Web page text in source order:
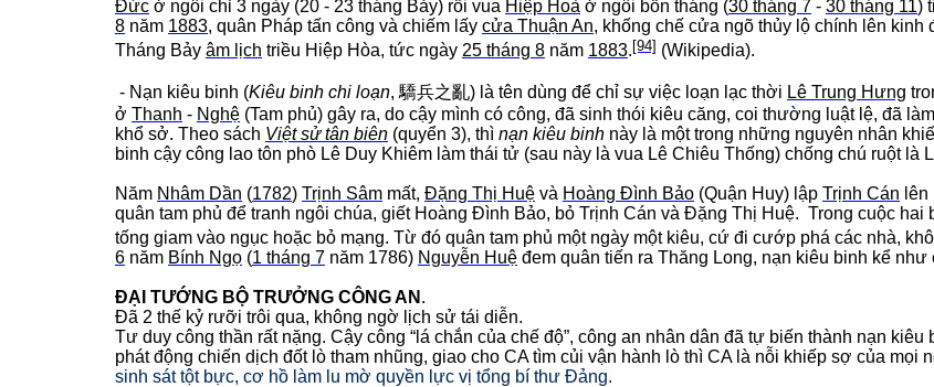
Đức ở ngôi chỉ 3 ngày (20 - 23 tháng Bảy) rồi vua Hiệp Hoà ở ngôi bốn tháng (30 tháng 7 - 30 tháng 11)
8 năm 1883, quân Pháp tấn công và chiếm lấy cửa Thuận An, khống chế cửa ngõ thủy lộ chính lên
Tháng Bảy âm lịch triều Hiệp Hòa, tức ngày 25 tháng 8 năm 1883.[94] (Wikipedia).
- Nạn kiêu binh (Kiêu binh chi loạn, 驕兵之亂) là tên dùng để chỉ sự việc loạn lạc thời Lê Trung Hưng
ở Thanh - Nghệ (Tam phủ) gây ra, do cậy mình có công, đã sinh thói kiêu căng, coi thường luật lệ, đã
khổ sở. Theo sách Việt sử tân biên (quyển 3), thì nạn kiêu binh này là một trong những nguyên nhân
binh cậy công lao tôn phò Lê Duy Khiêm làm thái tử (sau này là vua Lê Chiêu Thống) chống chú ruột là
Năm Nhâm Dần (1782) Trịnh Sâm mất, Đặng Thị Huệ và Hoàng Đình Bảo (Quận Huy) lập Trịnh Cán
quân tam phủ để tranh ngôi chúa, giết Hoàng Đình Bảo, bỏ Trịnh Cán và Đặng Thị Huệ. Trong cuộc
tống giam vào ngục hoặc bỏ mạng. Từ đó quân tam phủ một ngày một kiêu, cứ đi cướp phá các nhà,
6 năm Bính Ngọ (1 tháng 7 năm 1786) Nguyễn Huệ đem quân tiến ra Thăng Long, nạn kiêu binh kể
ĐẠI TƯỚNG BỘ TRƯỞNG CÔNG AN .
Đã 2 thế kỷ rưỡi trôi qua, không ngờ lịch sử tái diễn.
Tư duy công thần rất nặng. Cậy công “lá chắn của chế độ”, công an nhân dân đã tự biến thành nạn
phát động chiến dịch đốt lò tham nhũng, giao cho CA tìm củi vận hành lò thì CA là nỗi khiếp sợ của mọi
sinh sát tột bực, cơ hồ làm lu mờ quyền lực vị tổng bí thư Đảng.